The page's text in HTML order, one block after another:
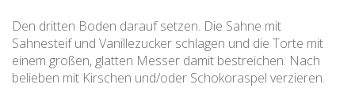
Den dritten Boden darauf setzen. Die Sahne mit
Sahnesteif und Vanillezucker schlagen und die Torte mit
einem großen, glatten Messer damit bestreichen. Nach
belieben mit Kirschen und/oder Schokoraspel verzieren.